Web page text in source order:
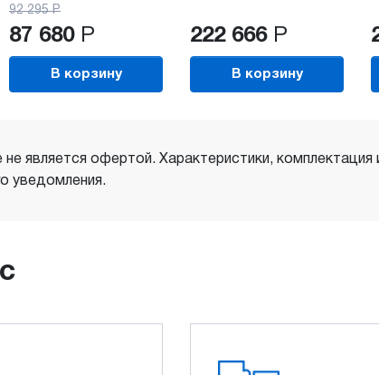
92 295 Р
87 680 Р
В корзину
222 666 Р
В корзину
является офертой. Характеристики,
уведомления.